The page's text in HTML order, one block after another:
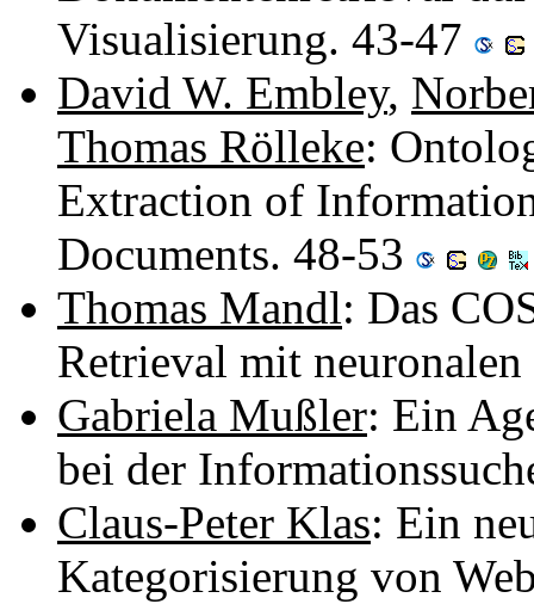
Visualisierung. 43-47
David W. Embley,
Thomas Rölleke:
Extraction of
Documents. 48-53
Thomas Mandl: Das
Retrieval mit
Gabriela Mußler: Ein
bei der
Claus-Peter Klas: Ein
Kategorisierung von